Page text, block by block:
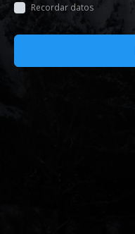
Recordar datos